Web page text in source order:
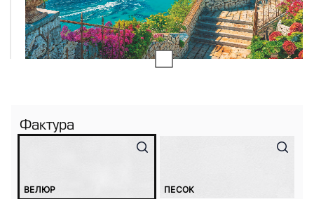
Фактура
ВЕЛЮР ПЕСОК